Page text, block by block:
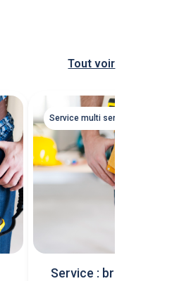
Tout voir
Service multi services
Service : bricolage/